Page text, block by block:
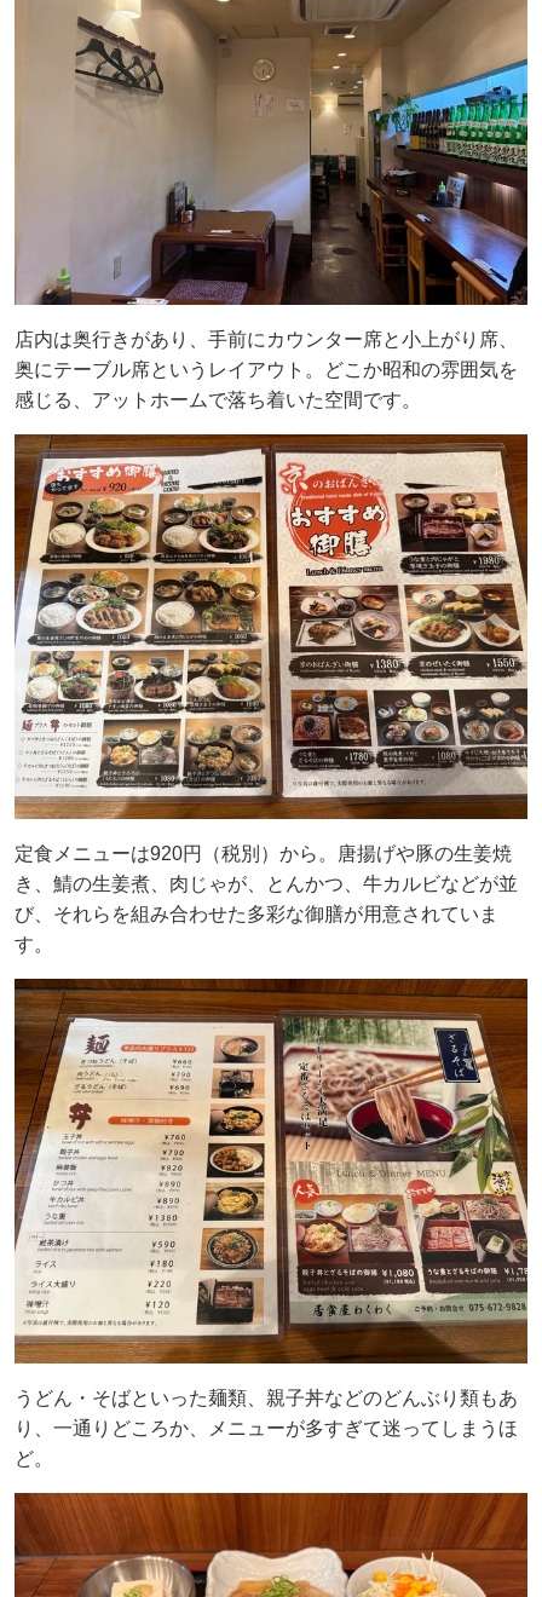
店内は奥行きがあり、手前にカウンター席と小上がり席、
奥にテーブル席というレイアウト。どこか昭和の雰囲気を
感じる、アットホームで落ち着いた空間です。
定食メニューは920円（税別）から。唐揚げや豚の生姜焼
き、鯖の生姜煮、肉じゃが、とんかつ、牛カルビなどが並
び、それらを組み合わせた多彩な御膳が用意されていま
す。
うどん・そばといった麺類、親子丼などのどんぶり類もあ
り、一通りどころか、メニューが多すぎて迷ってしまうほ
ど。